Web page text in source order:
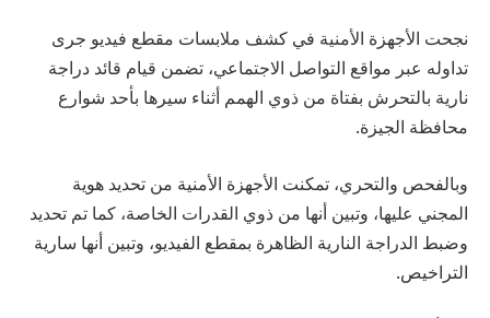
نجحت الأجهزة الأمنية في كشف ملابسات مقطع فيديو جرى
تداوله عبر مواقع التواصل الاجتماعي، تضمن قيام قائد دراجة
نارية بالتحرش بفتاة من ذوي الهمم أثناء سيرها بأحد شوارع
محافظة الجيزة.
وبالفحص والتحري، تمكنت الأجهزة الأمنية من تحديد هوية
المجني عليها، وتبين أنها من ذوي القدرات الخاصة، كما تم تحديد
وضبط الدراجة النارية الظاهرة بمقطع الفيديو، وتبين أنها سارية
التراخيص.